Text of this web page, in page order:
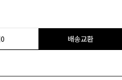
0 배송교환